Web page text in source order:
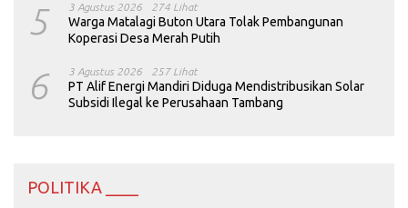
5 3 Agustus 2026 274 Lihat
Warga Matalagi Buton Utara Tolak Pembangunan
Koperasi Desa Merah Putih
6 3 Agustus 2026 257 Lihat
PT Alif Energi Mandiri Diduga Mendistribusikan Solar
Subsidi Ilegal ke Perusahaan Tambang
POLITIKA ____